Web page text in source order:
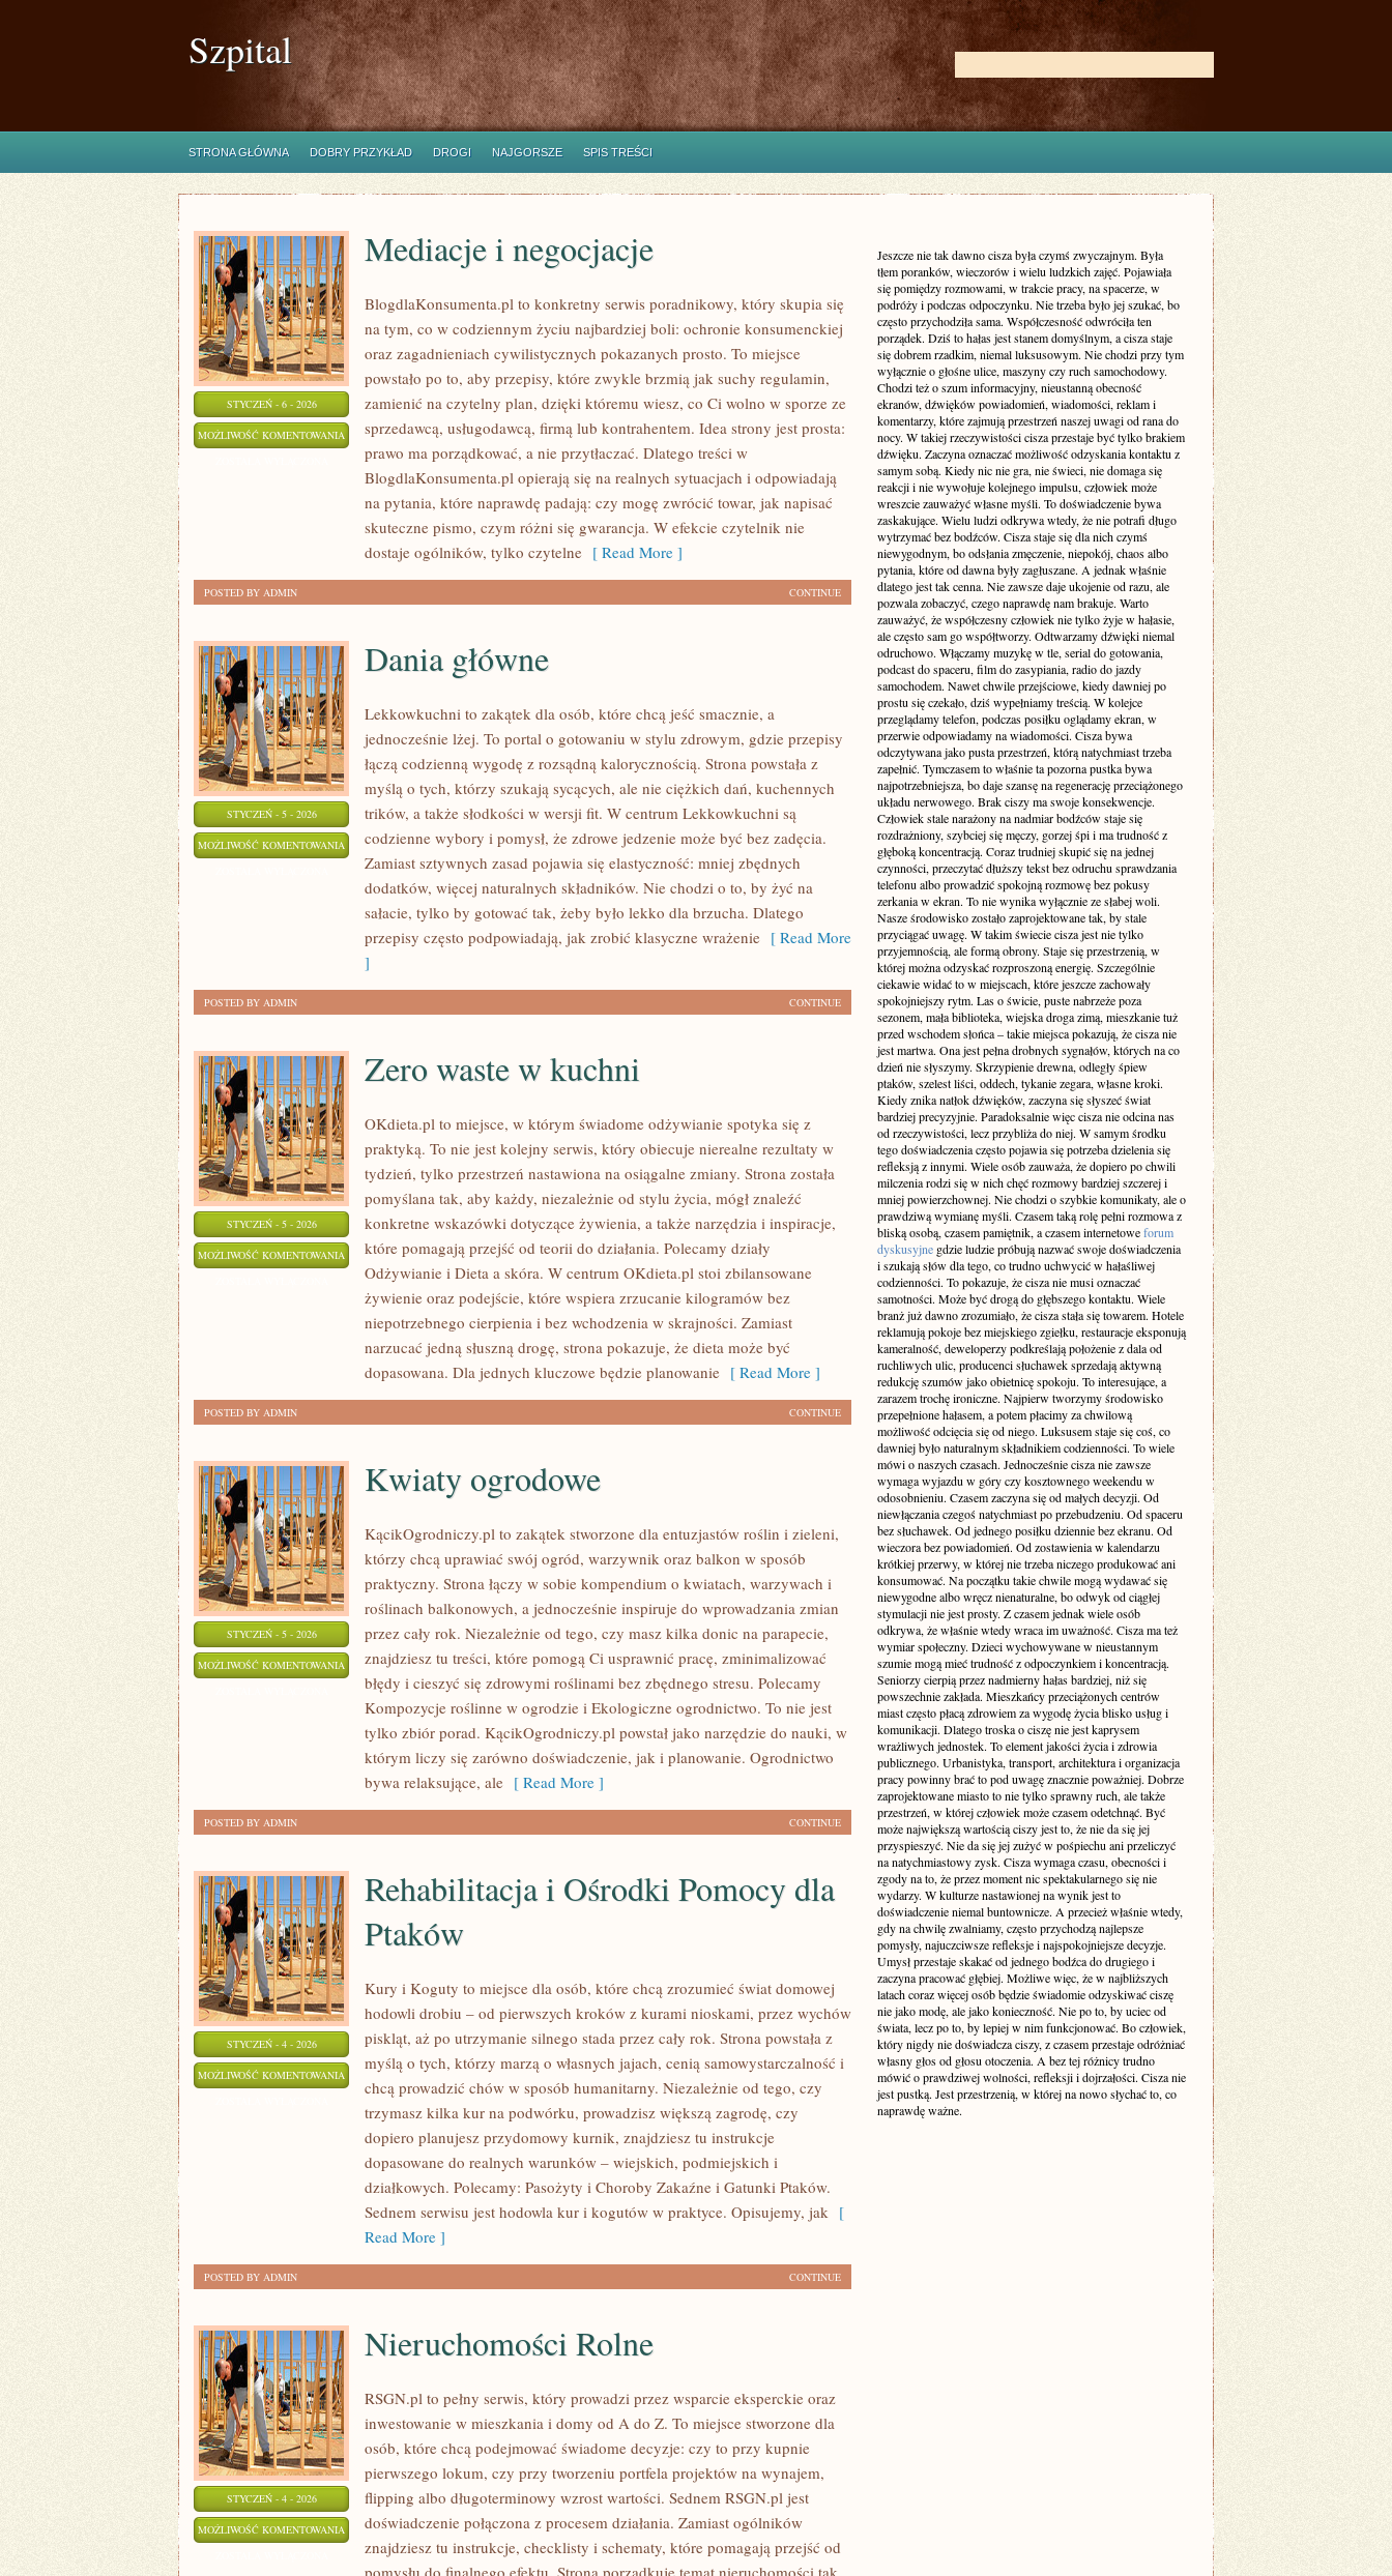
Szpital
STRONA GŁÓWNA DOBRY PRZYKŁAD DROGI NAJGORSZE SPIS TREŚCI
STYCZEŃ - 6 - 2026
MOŻLIWOŚĆ KOMENTOWANIA MEDIACJE
NEGOCJACJE
Mediacje i negocjacje
BlogdlaKonsumenta.pl to konkretny serwis poradnikowy, który skupia się
na tym, co w codziennym życiu najbardziej boli: ochronie konsumenckiej
oraz zagadnieniach cywilistycznych pokazanych prosto. To miejsce
powstało po to, aby przepisy, które zwykle brzmią jak suchy regulamin,
zamienić na czytelny plan, dzięki któremu wiesz, co Ci wolno w sporze ze
sprzedawcą, usługodawcą, firmą lub kontrahentem. Idea strony jest prosta:
prawo ma porządkować, a nie przytłaczać. Dlatego treści w
BlogdlaKonsumenta.pl opierają się na realnych sytuacjach i odpowiadają
na pytania, które naprawdę padają: czy mogę zwrócić towar, jak napisać
skuteczne pismo, czym różni się gwarancja. W efekcie czytelnik nie
dostaje ogólników, tylko czytelne [ Read More ]
CONTINUE
POSTED BY ADMIN
STYCZEŃ - 5 - 2026
MOŻLIWOŚĆ KOMENTOWANIA DANIA
GŁÓWNE
Dania główne
Lekkowkuchni to zakątek dla osób, które chcą jeść smacznie, a
jednocześnie lżej. To portal o gotowaniu w stylu zdrowym, gdzie przepisy
łączą codzienną wygodę z rozsądną kalorycznością. Strona powstała z
myślą o tych, którzy szukają sycących, ale nie ciężkich dań, kuchennych
trików, a także słodkości w wersji fit. W centrum Lekkowkuchni są
codzienne wybory i pomysł, że zdrowe jedzenie może być bez zadęcia.
Zamiast sztywnych zasad pojawia się elastyczność: mniej zbędnych
dodatków, więcej naturalnych składników. Nie chodzi o to, by żyć na
sałacie, tylko by gotować tak, żeby było lekko dla brzucha. Dlatego
przepisy często podpowiadają, jak zrobić klasyczne wrażenie [ Read More
]
CONTINUE
POSTED BY ADMIN
STYCZEŃ - 5 - 2026
MOŻLIWOŚĆ KOMENTOWANIA ZERO
WASTE
KUCHNI
Zero waste w kuchni
OKdieta.pl to miejsce, w którym świadome odżywianie spotyka się z
praktyką. To nie jest kolejny serwis, który obiecuje nierealne rezultaty w
tydzień, tylko przestrzeń nastawiona na osiągalne zmiany. Strona została
pomyślana tak, aby każdy, niezależnie od stylu życia, mógł znaleźć
konkretne wskazówki dotyczące żywienia, a także narzędzia i inspiracje,
które pomagają przejść od teorii do działania. Polecamy działy
Odżywianie i Dieta a skóra. W centrum OKdieta.pl stoi zbilansowane
żywienie oraz podejście, które wspiera zrzucanie kilogramów bez
niepotrzebnego cierpienia i bez wchodzenia w skrajności. Zamiast
narzucać jedną słuszną drogę, strona pokazuje, że dieta może być
dopasowana. Dla jednych kluczowe będzie planowanie [ Read More ]
CONTINUE
POSTED BY ADMIN
STYCZEŃ - 5 - 2026
MOŻLIWOŚĆ KOMENTOWANIA KWIATY
OGRODOWE
Kwiaty ogrodowe
KącikOgrodniczy.pl to zakątek stworzone dla entuzjastów roślin i zieleni,
którzy chcą uprawiać swój ogród, warzywnik oraz balkon w sposób
praktyczny. Strona łączy w sobie kompendium o kwiatach, warzywach i
roślinach balkonowych, a jednocześnie inspiruje do wprowadzania zmian
przez cały rok. Niezależnie od tego, czy masz kilka donic na parapecie,
znajdziesz tu treści, które pomogą Ci usprawnić pracę, zminimalizować
błędy i cieszyć się zdrowymi roślinami bez zbędnego stresu. Polecamy
Kompozycje roślinne w ogrodzie i Ekologiczne ogrodnictwo. To nie jest
tylko zbiór porad. KącikOgrodniczy.pl powstał jako narzędzie do nauki, w
którym liczy się zarówno doświadczenie, jak i planowanie. Ogrodnictwo
bywa relaksujące, ale [ Read More ]
CONTINUE
POSTED BY ADMIN
STYCZEŃ - 4 - 2026
MOŻLIWOŚĆ KOMENTOWANIA REHABILITACJA
OŚRODKI
Rehabilitacja i Ośrodki Pomocy dla
Ptaków
Kury i Koguty to miejsce dla osób, które chcą zrozumieć świat domowej
hodowli drobiu – od pierwszych kroków z kurami nioskami, przez wychów
piskląt, aż po utrzymanie silnego stada przez cały rok. Strona powstała z
myślą o tych, którzy marzą o własnych jajach, cenią samowystarczalność i
chcą prowadzić chów w sposób humanitarny. Niezależnie od tego, czy
trzymasz kilka kur na podwórku, prowadzisz większą zagrodę, czy
dopiero planujesz przydomowy kurnik, znajdziesz tu instrukcje
dopasowane do realnych warunków – wiejskich, podmiejskich i
działkowych. Polecamy: Pasożyty i Choroby Zakaźne i Gatunki Ptaków.
Sednem serwisu jest hodowla kur i kogutów w praktyce. Opisujemy, jak [
Read More ]
CONTINUE
POSTED BY ADMIN
STYCZEŃ - 4 - 2026
MOŻLIWOŚĆ KOMENTOWANIA NIERUCHOMOŚCI
ROLNE
Nieruchomości Rolne
RSGN.pl to pełny serwis, który prowadzi przez wsparcie eksperckie oraz
inwestowanie w mieszkania i domy od A do Z. To miejsce stworzone dla
osób, które chcą podejmować świadome decyzje: czy to przy kupnie
pierwszego lokum, czy przy tworzeniu portfela projektów na wynajem,
flipping albo długoterminowy wzrost wartości. Sednem RSGN.pl jest
doświadczenie połączona z procesem działania. Zamiast ogólników
znajdziesz tu instrukcje, checklisty i schematy, które pomagają przejść od
pomysłu do finalnego efektu. Strona porządkuje temat nieruchomości tak,
Jeszcze nie tak dawno cisza była czymś zwyczajnym. Była
tłem poranków, wieczorów i wielu ludzkich zajęć. Pojawiała
się pomiędzy rozmowami, w trakcie pracy, na spacerze, w
podróży i podczas odpoczynku. Nie trzeba było jej szukać, bo
często przychodziła sama. Współczesność odwróciła ten
porządek. Dziś to hałas jest stanem domyślnym, a cisza staje
się dobrem rzadkim, niemal luksusowym. Nie chodzi przy tym
wyłącznie o głośne ulice, maszyny czy ruch samochodowy.
Chodzi też o szum informacyjny, nieustanną obecność
ekranów, dźwięków powiadomień, wiadomości, reklam i
komentarzy, które zajmują przestrzeń naszej uwagi od rana do
nocy. W takiej rzeczywistości cisza przestaje być tylko brakiem
dźwięku. Zaczyna oznaczać możliwość odzyskania kontaktu z
samym sobą. Kiedy nic nie gra, nie świeci, nie domaga się
reakcji i nie wywołuje kolejnego impulsu, człowiek może
wreszcie zauważyć własne myśli. To doświadczenie bywa
zaskakujące. Wielu ludzi odkrywa wtedy, że nie potrafi długo
wytrzymać bez bodźców. Cisza staje się dla nich czymś
niewygodnym, bo odsłania zmęczenie, niepokój, chaos albo
pytania, które od dawna były zagłuszane. A jednak właśnie
dlatego jest tak cenna. Nie zawsze daje ukojenie od razu, ale
pozwala zobaczyć, czego naprawdę nam brakuje. Warto
zauważyć, że współczesny człowiek nie tylko żyje w hałasie,
ale często sam go współtworzy. Odtwarzamy dźwięki niemal
odruchowo. Włączamy muzykę w tle, serial do gotowania,
podcast do spaceru, film do zasypiania, radio do jazdy
samochodem. Nawet chwile przejściowe, kiedy dawniej po
prostu się czekało, dziś wypełniamy treścią. W kolejce
przeglądamy telefon, podczas posiłku oglądamy ekran, w
przerwie odpowiadamy na wiadomości. Cisza bywa
odczytywana jako pusta przestrzeń, którą natychmiast trzeba
zapełnić. Tymczasem to właśnie ta pozorna pustka bywa
najpotrzebniejsza, bo daje szansę na regenerację przeciążonego
układu nerwowego. Brak ciszy ma swoje konsekwencje.
Człowiek stale narażony na nadmiar bodźców staje się
rozdrażniony, szybciej się męczy, gorzej śpi i ma trudność z
głęboką koncentracją. Coraz trudniej skupić się na jednej
czynności, przeczytać dłuższy tekst bez odruchu sprawdzania
telefonu albo prowadzić spokojną rozmowę bez pokusy
zerkania w ekran. To nie wynika wyłącznie ze słabej woli.
Nasze środowisko zostało zaprojektowane tak, by stale
przyciągać uwagę. W takim świecie cisza jest nie tylko
przyjemnością, ale formą obrony. Staje się przestrzenią, w
której można odzyskać rozproszoną energię. Szczególnie
ciekawie widać to w miejscach, które jeszcze zachowały
spokojniejszy rytm. Las o świcie, puste nabrzeże poza
sezonem, mała biblioteka, wiejska droga zimą, mieszkanie tuż
przed wschodem słońca – takie miejsca pokazują, że cisza nie
jest martwa. Ona jest pełna drobnych sygnałów, których na co
dzień nie słyszymy. Skrzypienie drewna, odległy śpiew
ptaków, szelest liści, oddech, tykanie zegara, własne kroki.
Kiedy znika natłok dźwięków, zaczyna się słyszeć świat
bardziej precyzyjnie. Paradoksalnie więc cisza nie odcina nas
od rzeczywistości, lecz przybliża do niej. W samym środku
tego doświadczenia często pojawia się potrzeba dzielenia się
refleksją z innymi. Wiele osób zauważa, że dopiero po chwili
milczenia rodzi się w nich chęć rozmowy bardziej szczerej i
mniej powierzchownej. Nie chodzi o szybkie komunikaty, ale o
prawdziwą wymianę myśli. Czasem taką rolę pełni rozmowa z
bliską osobą, czasem pamiętnik, a czasem internetoweforum
dyskusyjne gdzie ludzie próbują nazwać swoje doświadczenia
i szukają słów dla tego, co trudno uchwycić w hałaśliwej
codzienności. To pokazuje, że cisza nie musi oznaczać
samotności. Może być drogą do głębszego kontaktu. Wiele
branż już dawno zrozumiało, że cisza stała się towarem. Hotele
reklamują pokoje bez miejskiego zgiełku, restauracje eksponują
kameralność, deweloperzy podkreślają położenie z dala od
ruchliwych ulic, producenci słuchawek sprzedają aktywną
redukcję szumów jako obietnicę spokoju. To interesujące, a
zarazem trochę ironiczne. Najpierw tworzymy środowisko
przepełnione hałasem, a potem płacimy za chwilową
możliwość odcięcia się od niego. Luksusem staje się coś, co
dawniej było naturalnym składnikiem codzienności. To wiele
mówi o naszych czasach. Jednocześnie cisza nie zawsze
wymaga wyjazdu w góry czy kosztownego weekendu w
odosobnieniu. Czasem zaczyna się od małych decyzji. Od
niewłączania czegoś natychmiast po przebudzeniu. Od spaceru
bez słuchawek. Od jednego posiłku dziennie bez ekranu. Od
wieczora bez powiadomień. Od zostawienia w kalendarzu
krótkiej przerwy, w której nie trzeba niczego produkować ani
konsumować. Na początku takie chwile mogą wydawać się
niewygodne albo wręcz nienaturalne, bo odwyk od ciągłej
stymulacji nie jest prosty. Z czasem jednak wiele osób
odkrywa, że właśnie wtedy wraca im uważność. Cisza ma też
wymiar społeczny. Dzieci wychowywane w nieustannym
szumie mogą mieć trudność z odpoczynkiem i koncentracją.
Seniorzy cierpią przez nadmierny hałas bardziej, niż się
powszechnie zakłada. Mieszkańcy przeciążonych centrów
miast często płacą zdrowiem za wygodę życia blisko usług i
komunikacji. Dlatego troska o ciszę nie jest kaprysem
wrażliwych jednostek. To element jakości życia i zdrowia
publicznego. Urbanistyka, transport, architektura i organizacja
pracy powinny brać to pod uwagę znacznie poważniej. Dobrze
zaprojektowane miasto to nie tylko sprawny ruch, ale także
przestrzeń, w której człowiek może czasem odetchnąć. Być
może największą wartością ciszy jest to, że nie da się jej
przyspieszyć. Nie da się jej zużyć w pośpiechu ani przeliczyć
na natychmiastowy zysk. Cisza wymaga czasu, obecności i
zgody na to, że przez moment nic spektakularnego się nie
wydarzy. W kulturze nastawionej na wynik jest to
doświadczenie niemal buntownicze. A przecież właśnie wtedy,
gdy na chwilę zwalniamy, często przychodzą najlepsze
pomysły, najuczciwsze refleksje i najspokojniejsze decyzje.
Umysł przestaje skakać od jednego bodźca do drugiego i
zaczyna pracować głębiej. Możliwe więc, że w najbliższych
latach coraz więcej osób będzie świadomie odzyskiwać ciszę
nie jako modę, ale jako konieczność. Nie po to, by uciec od
świata, lecz po to, by lepiej w nim funkcjonować. Bo człowiek,
który nigdy nie doświadcza ciszy, z czasem przestaje odróżniać
własny głos od głosu otoczenia. A bez tej różnicy trudno
mówić o prawdziwej wolności, refleksji i dojrzałości. Cisza nie
jest pustką. Jest przestrzenią, w której na nowo słychać to, co
naprawdę ważne.